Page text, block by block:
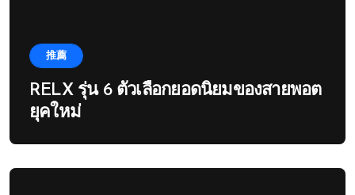
推薦
RELX รุ่น 6 ตัวเลือกยอดนิยมของสายพอต
ยุคใหม่